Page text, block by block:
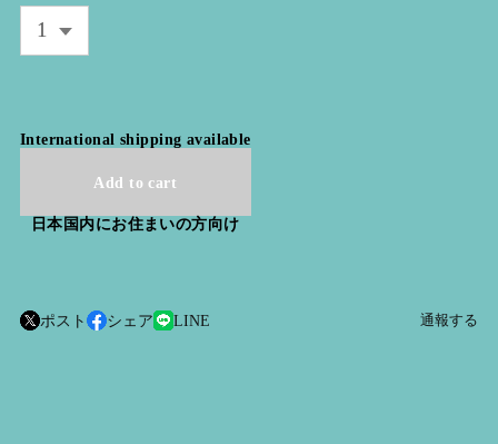
International shipping available
Add to cart
日本国内にお住まいの方向け
ポスト シェア LINE 通報する